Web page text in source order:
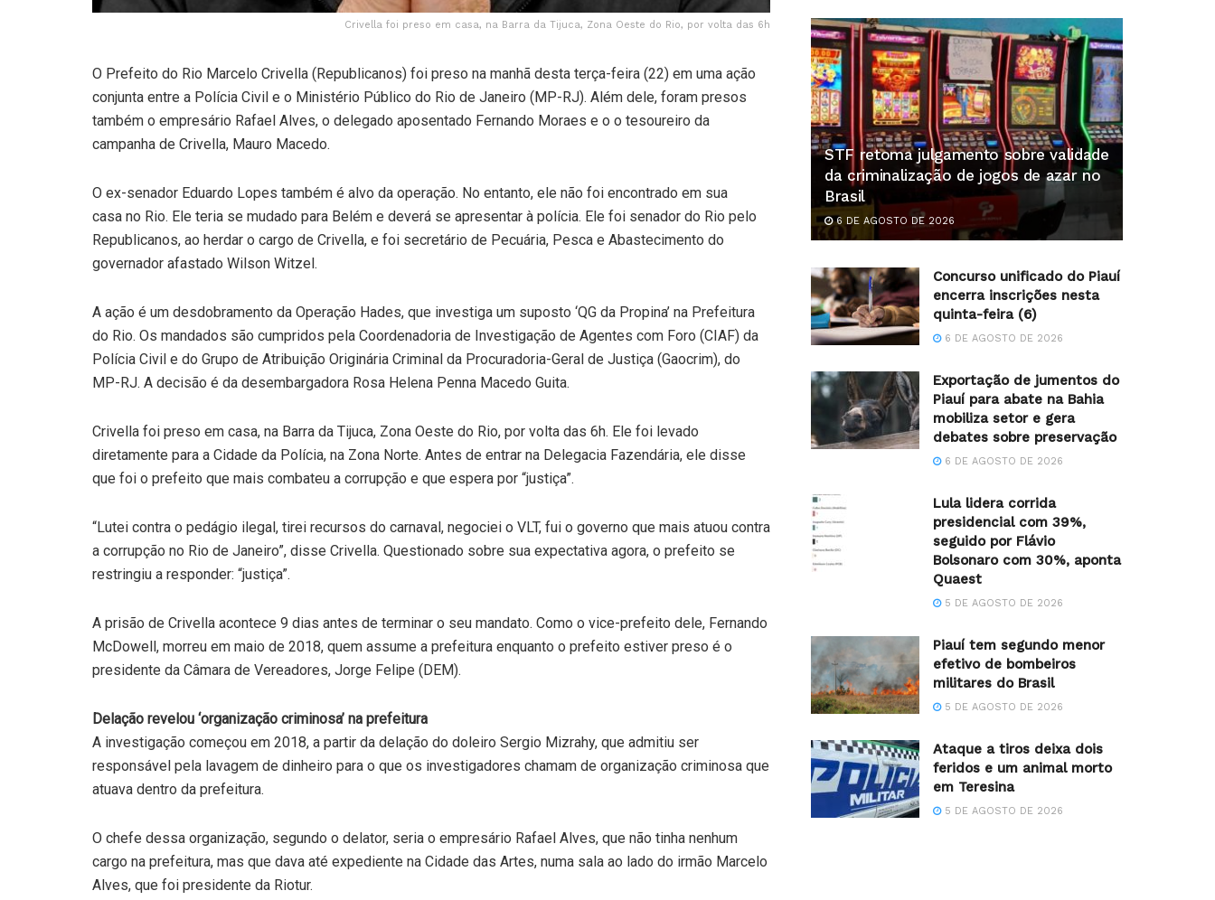
Crivella foi preso em casa, na Barra da Tijuca, Zona Oeste do Rio, por volta das 6h
O Prefeito do Rio Marcelo Crivella (Republicanos) foi preso na manhã desta terça-feira (22) em uma ação
conjunta entre a Polícia Civil e o Ministério Público do Rio de Janeiro (MP-RJ). Além dele, foram presos
também o empresário Rafael Alves, o delegado aposentado Fernando Moraes e o o tesoureiro da
campanha de Crivella, Mauro Macedo.
O ex-senador Eduardo Lopes também é alvo da operação. No entanto, ele não foi encontrado em sua
casa no Rio. Ele teria se mudado para Belém e deverá se apresentar à polícia. Ele foi senador do Rio pelo
Republicanos, ao herdar o cargo de Crivella, e foi secretário de Pecuária, Pesca e Abastecimento do
governador afastado Wilson Witzel.
A ação é um desdobramento da Operação Hades, que investiga um suposto ‘QG da Propina’ na Prefeitura
do Rio. Os mandados são cumpridos pela Coordenadoria de Investigação de Agentes com Foro (CIAF) da
Polícia Civil e do Grupo de Atribuição Originária Criminal da Procuradoria-Geral de Justiça (Gaocrim), do
MP-RJ. A decisão é da desembargadora Rosa Helena Penna Macedo Guita.
Crivella foi preso em casa, na Barra da Tijuca, Zona Oeste do Rio, por volta das 6h. Ele foi levado
diretamente para a Cidade da Polícia, na Zona Norte. Antes de entrar na Delegacia Fazendária, ele disse
que foi o prefeito que mais combateu a corrupção e que espera por “justiça”.
“Lutei contra o pedágio ilegal, tirei recursos do carnaval, negociei o VLT, fui o governo que mais atuou contra
a corrupção no Rio de Janeiro”, disse Crivella. Questionado sobre sua expectativa agora, o prefeito se
restringiu a responder: “justiça”.
A prisão de Crivella acontece 9 dias antes de terminar o seu mandato. Como o vice-prefeito dele, Fernando
McDowell, morreu em maio de 2018, quem assume a prefeitura enquanto o prefeito estiver preso é o
presidente da Câmara de Vereadores, Jorge Felipe (DEM).
Delação revelou ‘organização criminosa’ na prefeitura
A investigação começou em 2018, a partir da delação do doleiro Sergio Mizrahy, que admitiu ser
responsável pela lavagem de dinheiro para o que os investigadores chamam de organização criminosa que
atuava dentro da prefeitura.
O chefe dessa organização, segundo o delator, seria o empresário Rafael Alves, que não tinha nenhum
cargo na prefeitura, mas que dava até expediente na Cidade das Artes, numa sala ao lado do irmão Marcelo
Alves, que foi presidente da Riotur.
STF retoma julgamento sobre validade
da criminalização de jogos de azar no
Brasil
6 DE AGOSTO DE 2026
Concurso unificado do Piauí
encerra inscrições nesta
quinta-feira (6)
6 DE AGOSTO DE 2026
Exportação de jumentos do
Piauí para abate na Bahia
mobiliza setor e gera
debates sobre preservação
6 DE AGOSTO DE 2026
Lula lidera corrida
presidencial com 39%,
seguido por Flávio
Bolsonaro com 30%, aponta
Quaest
5 DE AGOSTO DE 2026
Piauí tem segundo menor
efetivo de bombeiros
militares do Brasil
5 DE AGOSTO DE 2026
Ataque a tiros deixa dois
feridos e um animal morto
em Teresina
5 DE AGOSTO DE 2026